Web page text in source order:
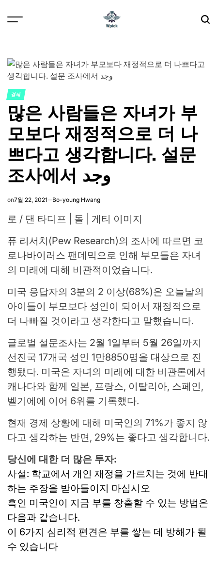
POSTED
IN
경제
많은 사람들은 자녀가 부
모보다 재정적으로 더 나
쁘다고 생각합니다. 설문
조사에서 وجد
on7월 22, 2021 Bo-young Hwang
로 / 댄 타디프 | 돌 | 게티 이미지
퓨 리서치(Pew Research)의 조사에 따르면 코
로나바이러스 팬데믹으로 인해 부모들은 자녀
의 미래에 대해 비관적이었습니다.
미국 응답자의 3분의 2 이상(68%)은 오늘날의
아이들이 부모보다 성인이 되어서 재정적으로
더 나빠질 것이라고 생각한다고 말했습니다.
글로벌 설문조사는 2월 1일부터 5월 26일까지
선진국 17개국 성인 1만8850명을 대상으로 진
행됐다. 미국은 자녀의 미래에 대한 비관론에서
캐나다와 함께 일본, 프랑스, ​​이탈리아, 스페인,
벨기에에 이어 6위를 기록했다.
현재 경제 상황에 대해 미국인의 71%가 좋지 않
다고 생각하는 반면, 29%는 좋다고 생각합니다.
당신에 대한 더 많은 투자:
사설: 학교에서 개인 재정을 가르치는 것에 반대
하는 주장을 받아들이지 마십시오
흑인 미국인이 지금 부를 창출할 수 있는 방법은
다음과 같습니다.
이 6가지 심리적 편견은 부를 쌓는 데 방해가 될
수 있습니다